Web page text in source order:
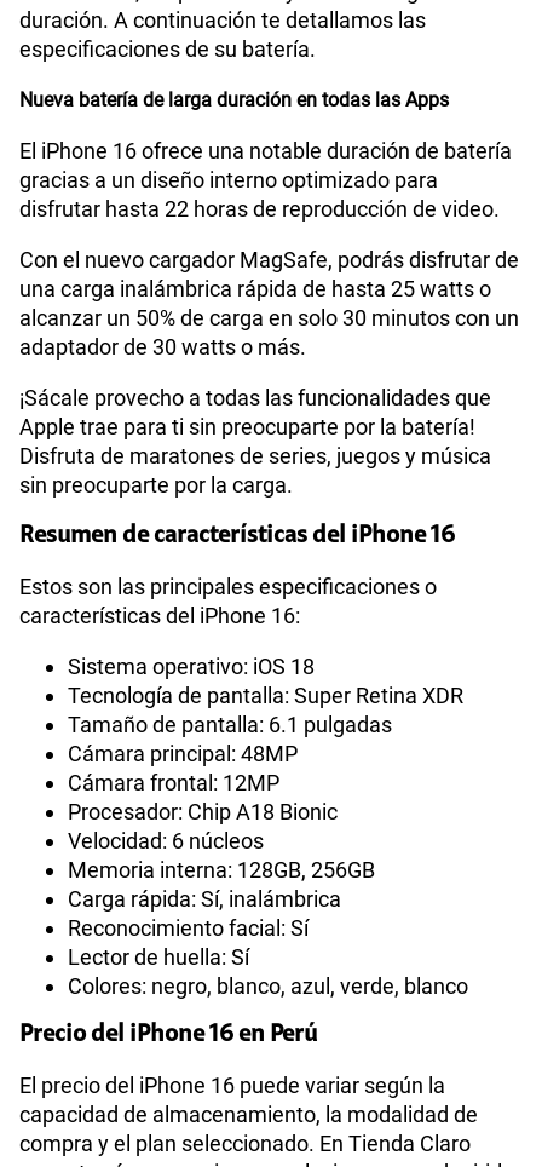
cámara de 12MP,apertura de ƒ/1.9 y autoenfoque
con Focus Pixels, tus imágenes cobrarán vida con
brille. No dejes pasar la oportunidad de crear
recuerdos inolvidables con una amplia gama de
colores en fotos y Live Photos.
iPhone 16 y su procesador Chip A18
Cuenta con unprocesador chip A18, que incluye un
nuevoCPU de 6 núcleos (2 de rendimiento y 4 de
de 16 núcleos, ofreciendo un rendimiento
excepcional y eficiente.
Si eres un fanático de los celulares Apple, recuerda
rendimiento, sin problemas y con una larga
especificaciones de su batería.
El iPhone 16 ofrece una notable duración de batería
gracias a un diseño interno optimizado para
disfrutar hasta 22 horas de reproducción de video.
Con el nuevo cargador MagSafe, podrás disfrutar de
una carga inalámbrica rápida de hasta 25 watts o
alcanzar un 50% de carga en solo 30 minutos con un
adaptador de 30 watts o más.
¡Sácale provecho a todas las funcionalidades que
Apple trae para ti sin preocuparte por la batería!
Disfruta de maratones de series, juegos y música
sin preocuparte por la carga.
Resumen de características del iPhone 16
Estos son las principales especificaciones o